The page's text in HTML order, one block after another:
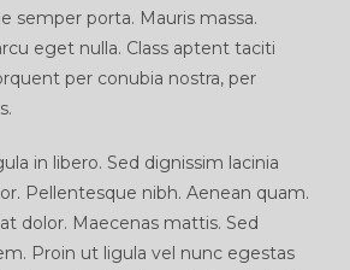
semper porta. Mauris massa.
eget nulla. Class aptent taciti
per conubia nostra, per
in libero. Sed dignissim lacinia
Pellentesque nibh. Aenean quam.
dolor. Maecenas mattis. Sed
Proin ut ligula vel nunc egestas